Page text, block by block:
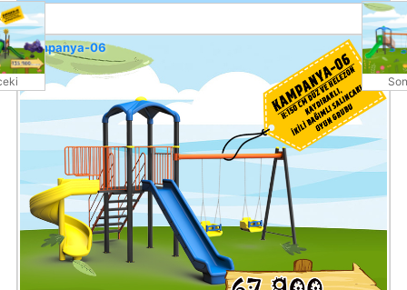
Kampanya-06